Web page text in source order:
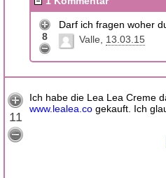
8
Darf ich fragen woher
Valle
13.03.15
11
Ich habe die Lea Lea Creme
www.lealea.co gekauft. Ich